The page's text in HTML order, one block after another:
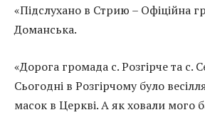
«Підслухано в Стрию – Офіційна
Доманська.
«Дорога громада с. Розгірче та с.
Сьогодні в Розгірчому було
масок в Церкві. А як ховали мого